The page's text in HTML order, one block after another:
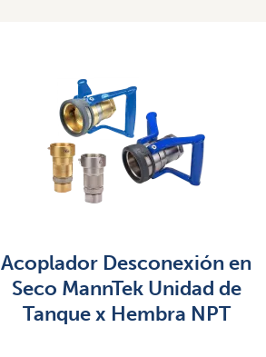
Acoplador Desconexión en
Seco MannTek Unidad de
Tanque x Hembra NPT